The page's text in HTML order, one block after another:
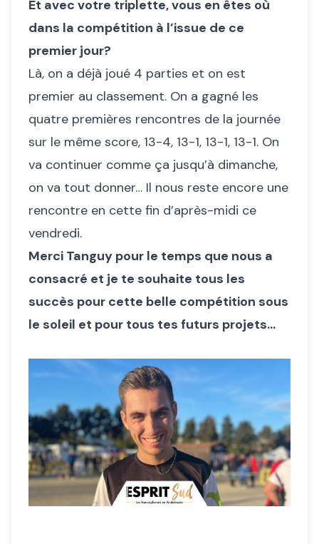
Et avec votre triplette, vous en êtes où
dans la compétition à l’issue de ce
premier jour?
Là, on a déjà joué 4 parties et on est
premier au classement. On a gagné les
quatre premières rencontres de la journée
sur le même score, 13-4, 13-1, 13-1, 13-1. On
va continuer comme ça jusqu’à dimanche,
on va tout donner… Il nous reste encore une
rencontre en cette fin d’après-midi ce
vendredi.
Merci Tanguy pour le temps que nous a
consacré et je te souhaite tous les
succès pour cette belle compétition sous
le soleil et pour tous tes futurs projets…